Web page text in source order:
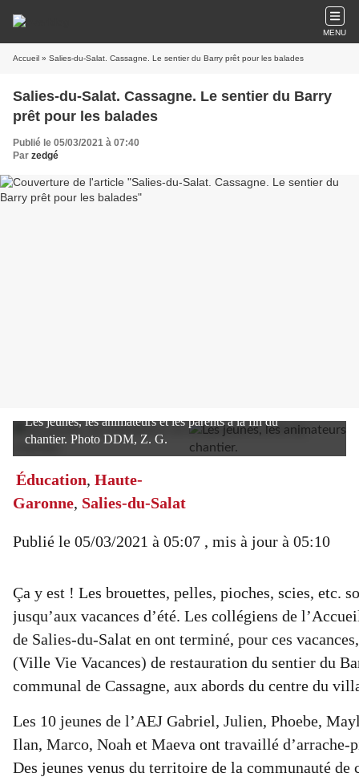
MENU
Accueil » Salies-du-Salat. Cassagne. Le sentier du Barry prêt pour les balades
Salies-du-Salat. Cassagne. Le sentier du Barry
prêt pour les balades
Publié le 05/03/2021 à 07:40
Par zedgé
Les jeunes, les animateurs et les parents à la fin du
chantier. Photo DDM, Z. G.
Éducation, Haute-
Garonne, Salies-du-Salat
Publié le 05/03/2021 à 05:07 , mis à jour à 05:10
Ça y est ! Les brouettes, pelles, pioches, scies, etc.
jusqu’aux vacances d’été. Les collégiens de
de Salies-du-Salat en ont terminé, pour ces
(Ville Vie Vacances) de restauration du sentier du
communal de Cassagne, aux abords du centre du
Les 10 jeunes de l’AEJ Gabriel, Julien, Phoebe,
Ilan, Marco, Noah et Maeva ont travaillé d’arrache-
Des jeunes venus du territoire de la communauté de